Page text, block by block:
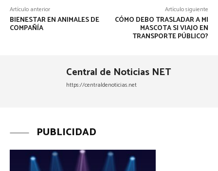
Artículo anterior
BIENESTAR EN ANIMALES DE
COMPAÑÍA
Artículo siguiente
CÓMO DEBO TRASLADAR A MI
MASCOTA SI VIAJO EN
TRANSPORTE PÚBLICO?
Central de Noticias NET
https://centraldenoticias.net
PUBLICIDAD